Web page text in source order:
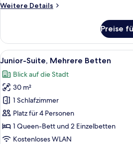
anzeigen
Weitere Details
Weitere
Zimmer,
Queen-
Stadtblick
Preise
Alle
Fotos
für
Junior-
Suite,
Mehrere
Betten
anzeigen
Ein
3
Junior-Suite, Mehrere Betten
Blick auf die Stadt
30 m²
1 Schlafzimmer
Platz für 4 Personen
1 Queen-Bett und 2 Einzelbetten
Kostenloses WLAN